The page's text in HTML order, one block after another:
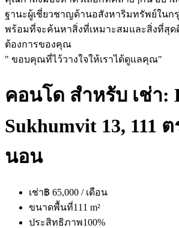
ฐานะผู้เชี่ยวชาญด้านอสังหาริมทรัพย์ในกรุ
พร้อมที่จะค้นหาสิ่งที่เหมาะสมและสิ่งที่สุ
ต้องการของคุณ
" ขอบคุณที่ไว้วางใจให้เราได้ดูแลคุณ"
คอนโด สำหรับ เช่า:
Sukhumvit 13, 111
นอน
เช่า฿ 65,000 / เดือน
ขนาดพื้นที่111 m²
ประสิทธิภาพ100%